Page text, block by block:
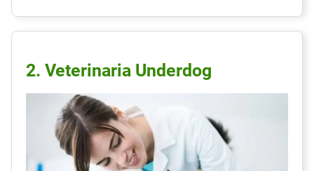
2. Veterinaria Underdog